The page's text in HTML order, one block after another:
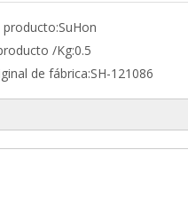
producto:SuHon
/Kg:0.5
de fábrica:SH-121086